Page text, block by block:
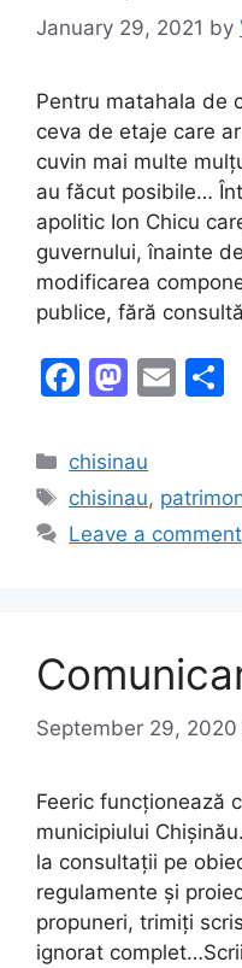
January 29, 2021 by
Pentru matahala de
ceva de etaje care
cuvin mai multe
au făcut posibile…
apolitic Ion Chicu
guvernului, înainte
modificarea
publice, fără
F
c
e
b
M
st
o
d
E
l
Categories
chisinau
Tags
chisinau,
Leave a comment
September 29, 2020
Feeric funcționează
municipiului
la consultații pe
regulamente și
propuneri, trimiți
ignorat